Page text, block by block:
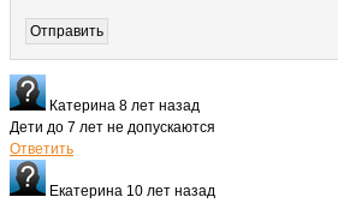
Катерина 8 лет назад
Дети до 7 лет не допускаются
Ответить
Екатерина 10 лет назад